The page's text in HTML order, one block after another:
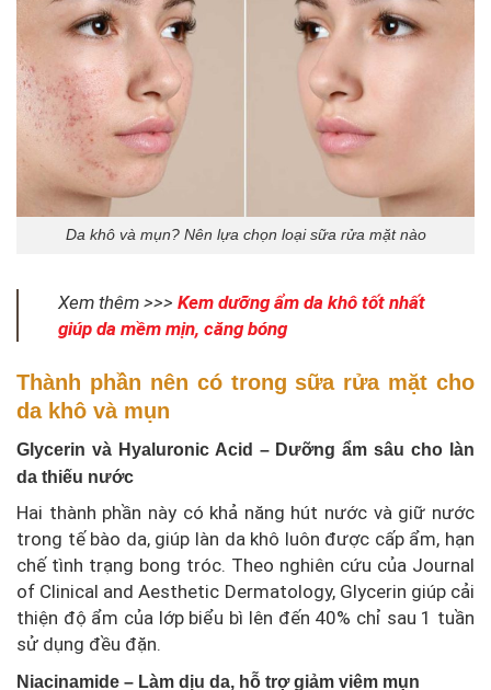
Da khô và mụn? Nên lựa chọn loại sữa rửa mặt nào
Xem thêm >>> Kem dưỡng ẩm da khô tốt nhất
giúp da mềm mịn, căng bóng
Thành phần nên có trong sữa rửa mặt cho
da khô và mụn
Glycerin và Hyaluronic Acid – Dưỡng ẩm sâu cho làn
da thiếu nước
Hai thành phần này có khả năng hút nước và giữ nước
trong tế bào da, giúp làn da khô luôn được cấp ẩm, hạn
chế tình trạng bong tróc. Theo nghiên cứu của Journal
of Clinical and Aesthetic Dermatology, Glycerin giúp cải
thiện độ ẩm của lớp biểu bì lên đến 40% chỉ sau 1 tuần
sử dụng đều đặn.
Niacinamide – Làm dịu da, hỗ trợ giảm viêm mụn